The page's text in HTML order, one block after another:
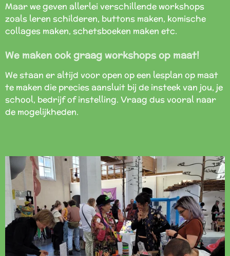
Maar we geven allerlei verschillende workshops
zoals leren schilderen, buttons maken, komische
collages maken, schetsboeken maken etc.
We maken ook graag workshops op maat!
We staan er altijd voor open op een lesplan op maat
te maken die precies aansluit bij de insteek van jou, je
school, bedrijf of instelling. Vraag dus vooral naar
de mogelijkheden.